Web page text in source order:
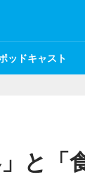
ッドキャスト
」と